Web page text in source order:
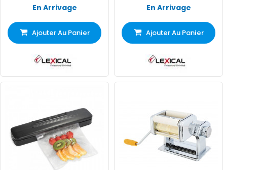
En Arrivage
Ajouter Au Panier
En Arrivage
Ajouter Au Panier